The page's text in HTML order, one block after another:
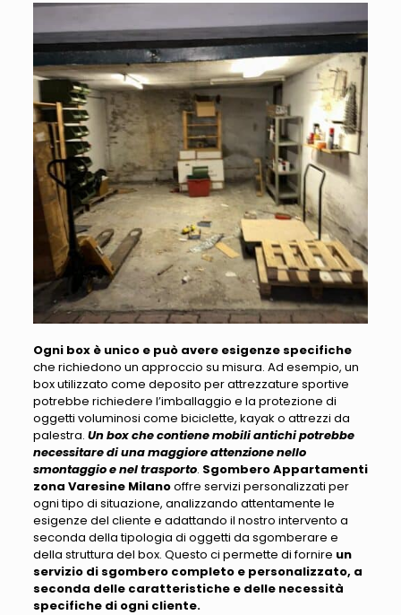
Ogni box è unico e può avere esigenze specifiche
che richiedono un approccio su misura. Ad esempio, un
box utilizzato come deposito per attrezzature sportive
potrebbe richiedere l’imballaggio e la protezione di
oggetti voluminosi come biciclette, kayak o attrezzi da
palestra. Un box che contiene mobili antichi potrebbe
necessitare di una maggiore attenzione nello
smontaggio e nel trasporto. Sgombero Appartamenti
zona Varesine Milanooffre servizi personalizzati per
ogni tipo di situazione, analizzando attentamente le
esigenze del cliente e adattando il nostro intervento a
seconda della tipologia di oggetti da sgomberare e
della struttura del box. Questo ci permette di fornire un
servizio di sgombero completo e personalizzato, a
seconda delle caratteristiche e delle necessità
specifiche di ogni cliente.